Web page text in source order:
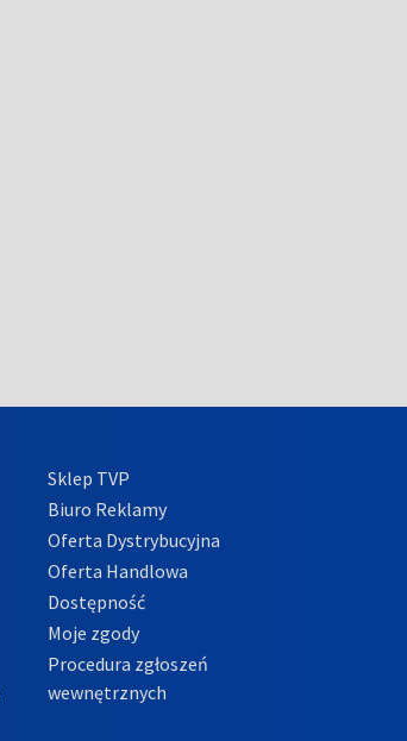
Sklep TVP
Biuro Reklamy
Oferta Dystrybucyjna
Oferta Handlowa
Dostępność
Moje zgody
Procedura zgłoszeń
wewnętrznych